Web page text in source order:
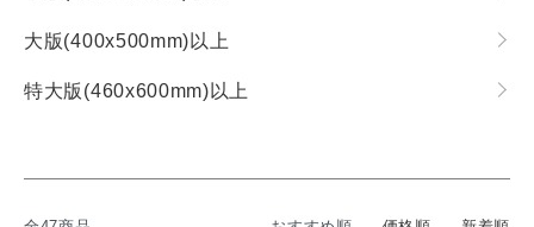
大版(400x500mm)以上
特大版(460x600mm)以上